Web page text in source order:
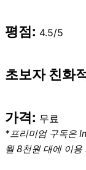
평점: 4.5/5
초보자 친화
가격: 무료
*프리미엄 구독은
월 8천원 대에 이용